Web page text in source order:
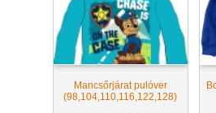
Mancsőrjárat pulóver
(98,104,110,116,122,128)